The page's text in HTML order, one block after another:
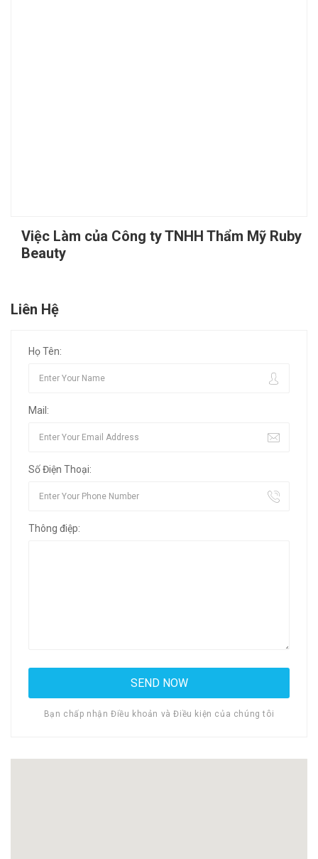
Việc Làm của Công ty TNHH Thẩm Mỹ Ruby
Beauty
Liên Hệ
Họ Tên:
Mail:
Số Điện Thoại:
Thông điệp:
Bạn chấp nhận Điều khoản và Điều kiện của chúng tôi